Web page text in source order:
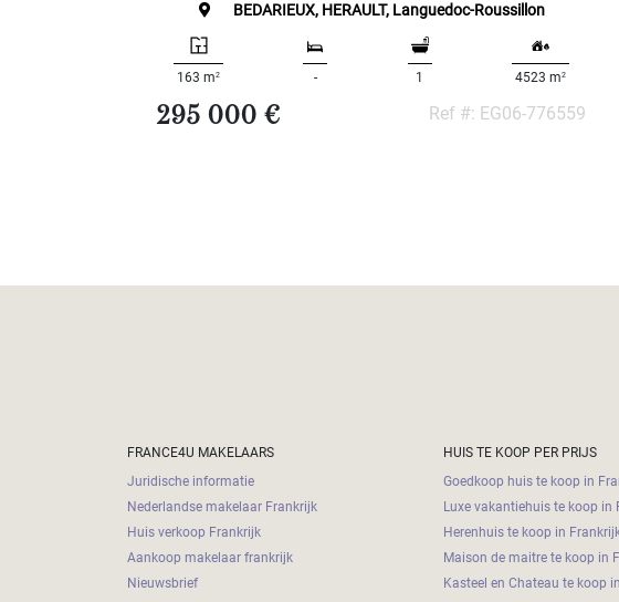
BEDARIEUX, HERAULT, Languedoc-Roussillon
163 m2 - 1 4523 m2
295 000 € Ref #: EG06-776559
FRANCE4U MAKELAARS
Juridische informatie
Nederlandse makelaar Frankrijk
Huis verkoop Frankrijk
Aankoop makelaar frankrijk
Nieuwsbrief
HUIS TE KOOP PER PRIJS
Goedkoop huis te koop in
Luxe vakantiehuis te koop in
Herenhuis te koop in
Maison de maitre te koop in
Kasteel en Chateau te koop